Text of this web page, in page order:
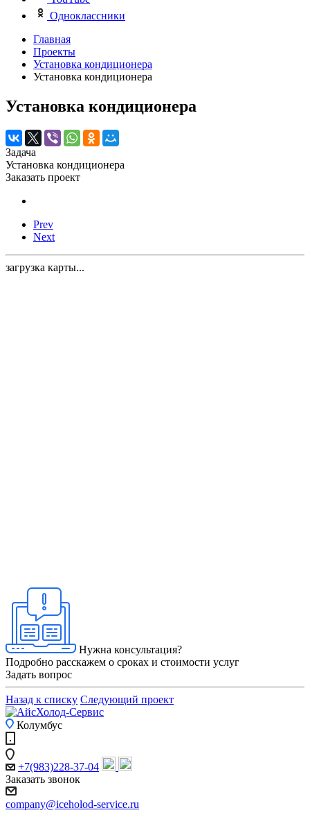
Одноклассники
Главная
Проекты
Установка кондиционера
Установка кондиционера
Установка кондиционера
Задача
Установка кондиционера
Заказать проект
Prev
Next
загрузка карты...
Нужна консультация?
Подробно расскажем о сроках и стоимости услуг
Задать вопрос
Назад к списку Следующий проект
Колумбус
+7(983)228-37-04
Заказать звонок
company@iceholod-service.ru